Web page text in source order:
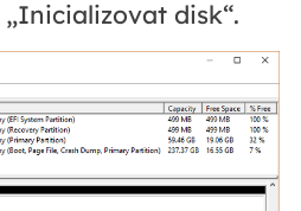
disk“.